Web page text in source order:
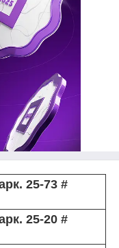
25-73 #
25-20 #